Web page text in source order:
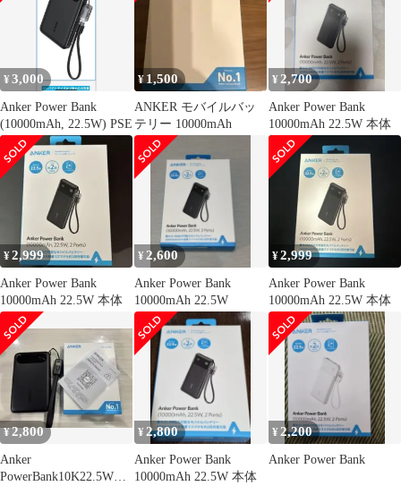
¥3,000
Anker Power Bank
(10000mAh, 22.5W) PSE
¥ 1,500
ANKER モバイルバッ
テリー 10000mAh
¥ 2,700
Anker Power Bank
10000mAh 22.5W 本体
¥2,999
Anker Power Bank
10000mAh 22.5W 本体
¥ 2,600
Anker Power Bank
10000mAh 22.5W
¥2,999
Anker Power Bank
10000mAh 22.5W 本体
¥2,800
Anker
PowerBank10K22.5Wモ
¥2,800
Anker Power Bank
10000mAh 22.5W 本体
¥2,200
Anker Power Bank